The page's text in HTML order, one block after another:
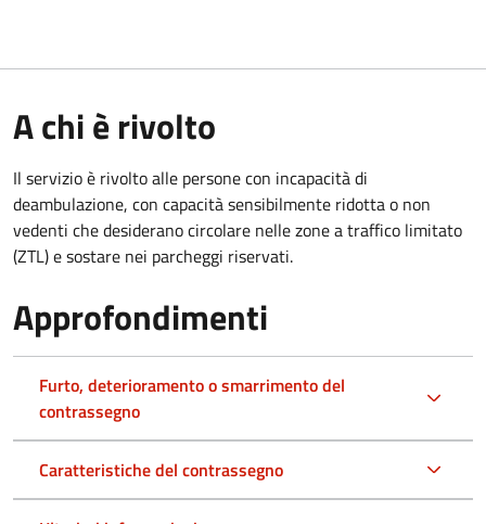
A chi è rivolto
Il servizio è rivolto alle persone con incapacità di
deambulazione, con capacità sensibilmente ridotta o non
vedenti che desiderano circolare nelle zone a traffico limitato
(ZTL) e sostare nei parcheggi riservati.
Approfondimenti
Furto, deterioramento o smarrimento del
contrassegno
Caratteristiche del contrassegno